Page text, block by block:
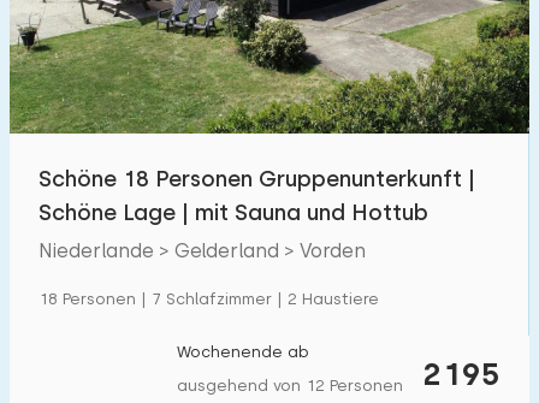
Freibad 1000 +
Kinderanimation 1000 +
Kindereinrichtungen im Park 1300 +
Zugänglichkeit
Schöne 18 Personen Gruppenunterkunft |
Schöne Lage | mit Sauna und Hottub
Niederlande > Gelderland > Vorden
18 Personen | 7 Schlafzimmer | 2 Haustiere
2195
Wochenende ab
ausgehend von 12 Personen